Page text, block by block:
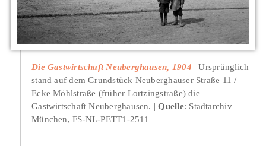
Die Gastwirtschaft Neuberghausen, 1904
Ursprünglich
stand auf dem Grundstück Neuberghauser Straße 11 /
Ecke Möhlstraße (früher Lortzingstraße) die
Gastwirtschaft Neuberghausen.
Quelle: Stadtarchiv
München, FS-NL-PETT1-2511